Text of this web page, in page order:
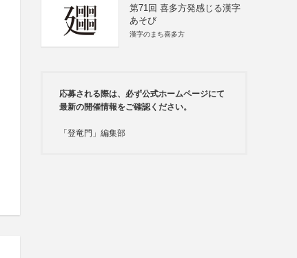
第71回 喜多方発感じる漢字
あそび
漢字のまち喜多方
応募される際は、必ず公式ホームページにて
最新の開催情報をご確認ください。
「登竜門」編集部